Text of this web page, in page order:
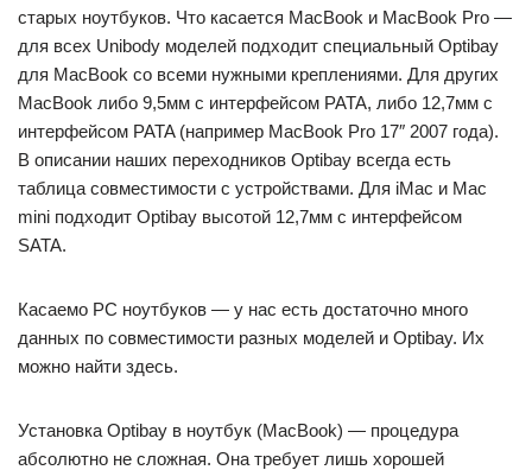
старых ноутбуков. Что касается MacBook и MacBook Pro —
для всех Unibody моделей подходит специальный Optibay
для MacBook со всеми нужными креплениями. Для других
MacBook либо 9,5мм с интерфейсом PATA, либо 12,7мм с
интерфейсом PATA (например MacBook Pro 17″ 2007 года).
В описании наших переходников Optibay всегда есть
таблица совместимости с устройствами. Для iMac и Mac
mini подходит Optibay высотой 12,7мм с интерфейсом
SATA.
Касаемо PC ноутбуков — у нас есть достаточно много
данных по совместимости разных моделей и Optibay. Их
можно найти здесь.
Установка Optibay в ноутбук (MacBook) — процедура
абсолютно не сложная. Она требует лишь хорошей